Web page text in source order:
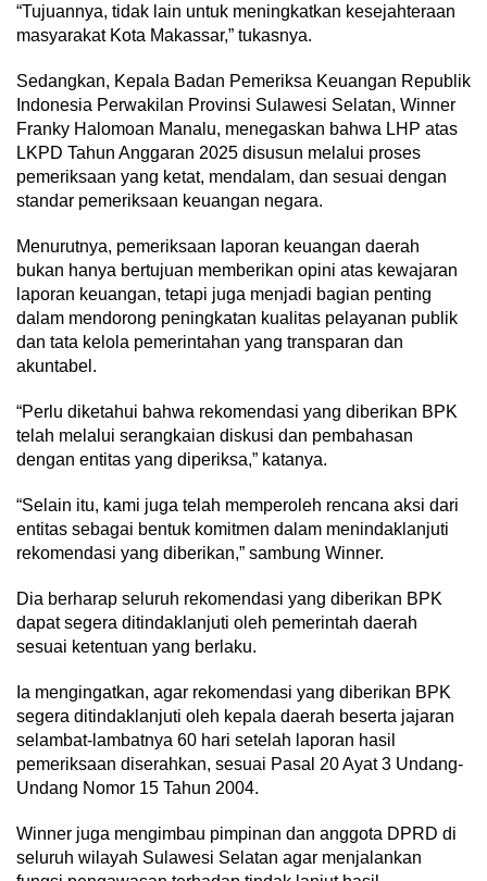
“Tujuannya, tidak lain untuk meningkatkan kesejahteraan
masyarakat Kota Makassar,” tukasnya.
Sedangkan, Kepala Badan Pemeriksa Keuangan Republik
Indonesia Perwakilan Provinsi Sulawesi Selatan, Winner
Franky Halomoan Manalu, menegaskan bahwa LHP atas
LKPD Tahun Anggaran 2025 disusun melalui proses
pemeriksaan yang ketat, mendalam, dan sesuai dengan
standar pemeriksaan keuangan negara.
Menurutnya, pemeriksaan laporan keuangan daerah
bukan hanya bertujuan memberikan opini atas kewajaran
laporan keuangan, tetapi juga menjadi bagian penting
dalam mendorong peningkatan kualitas pelayanan publik
dan tata kelola pemerintahan yang transparan dan
akuntabel.
“Perlu diketahui bahwa rekomendasi yang diberikan BPK
telah melalui serangkaian diskusi dan pembahasan
dengan entitas yang diperiksa,” katanya.
“Selain itu, kami juga telah memperoleh rencana aksi dari
entitas sebagai bentuk komitmen dalam menindaklanjuti
rekomendasi yang diberikan,” sambung Winner.
Dia berharap seluruh rekomendasi yang diberikan BPK
dapat segera ditindaklanjuti oleh pemerintah daerah
sesuai ketentuan yang berlaku.
Ia mengingatkan, agar rekomendasi yang diberikan BPK
segera ditindaklanjuti oleh kepala daerah beserta jajaran
selambat-lambatnya 60 hari setelah laporan hasil
pemeriksaan diserahkan, sesuai Pasal 20 Ayat 3 Undang-
Undang Nomor 15 Tahun 2004.
Winner juga mengimbau pimpinan dan anggota DPRD di
seluruh wilayah Sulawesi Selatan agar menjalankan